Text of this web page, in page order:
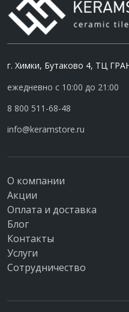
г. Химки, Бутаково 4, ТЦ
ежедневно с 10:00 до 21:00
8 800 511-68-48
info@keramstore.ru
О компании
Акции
Оплата и доставка
Блог
Контакты
Услуги
Сотрудничество